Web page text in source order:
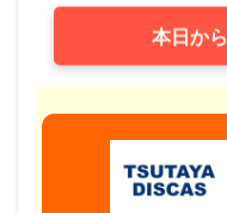
本日か